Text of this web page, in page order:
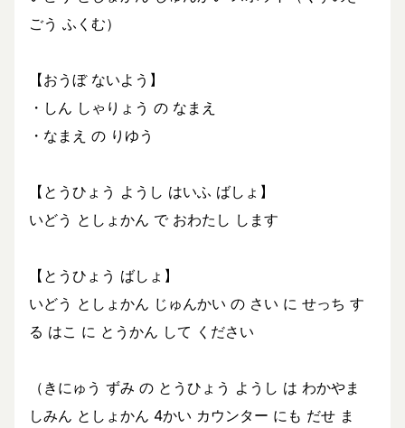
ごう ふくむ）
【おうぼ ないよう】
・しん しゃりょう の なまえ
・なまえ の りゆう
【とうひょう ようし はいふ ばしょ】
いどう としょかん で おわたし します
【とうひょう ばしょ】
いどう としょかん じゅんかい の さい に せっち す
る はこ に とうかん して ください
（きにゅう ずみ の とうひょう ようし は わかやま
しみん としょかん 4かい カウンター にも だせ ま